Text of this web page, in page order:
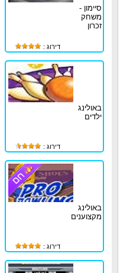
סיימון -
משחק
זכרון
דירוג :
באולינג
ילדים
דירוג :
באולינג
מקצוענים
דירוג :